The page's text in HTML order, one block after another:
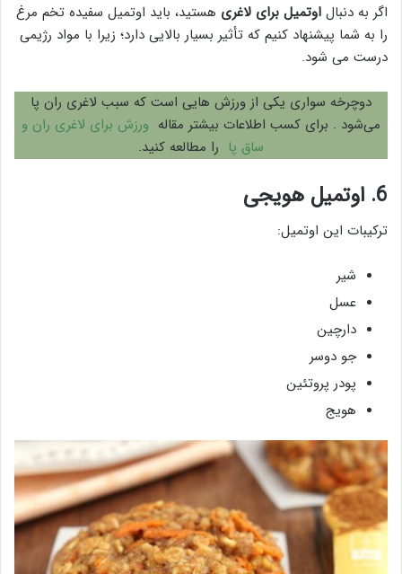
اگر به دنبال اوتمیل برای لاغری هستید، باید اوتمیل سفیده تخم مرغ
را به شما پیشنهاد کنیم که تأثیر بسیار بالایی دارد؛ زیرا با مواد رژیمی
درست می شود.
دوچرخه سواری یکی از ورزش هایی است که سبب لاغری ران پا
می‌شود . برای کسب اطلاعات بیشتر مقاله ورزش برای لاغری ران و
ساق پا را مطالعه کنید.
6. اوتمیل هویجی
ترکیبات این اوتمیل:
شیر
عسل
دارچین
جو دوسر
پودر پروتئین
هویج